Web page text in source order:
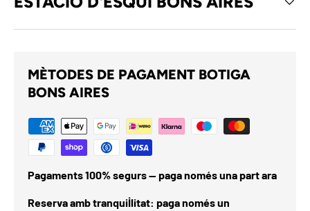
MÈTODES DE PAGAMENT BOTIGA
BONS AIRES
Pagaments 100% segurs — paga només una part ara
Reserva amb tranquil·litat: paga només un